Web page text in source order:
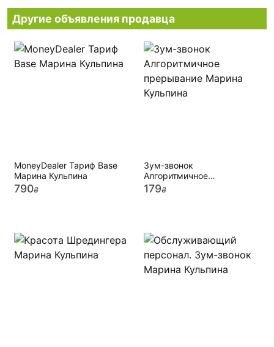
Другие объявления продавца
MoneyDealer Тариф Base
Марина Кульпина
790₴
Зум-звонок
Алгоритмичное
прерывание Марина
179₴